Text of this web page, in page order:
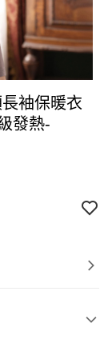
袖保暖衣
發熱-